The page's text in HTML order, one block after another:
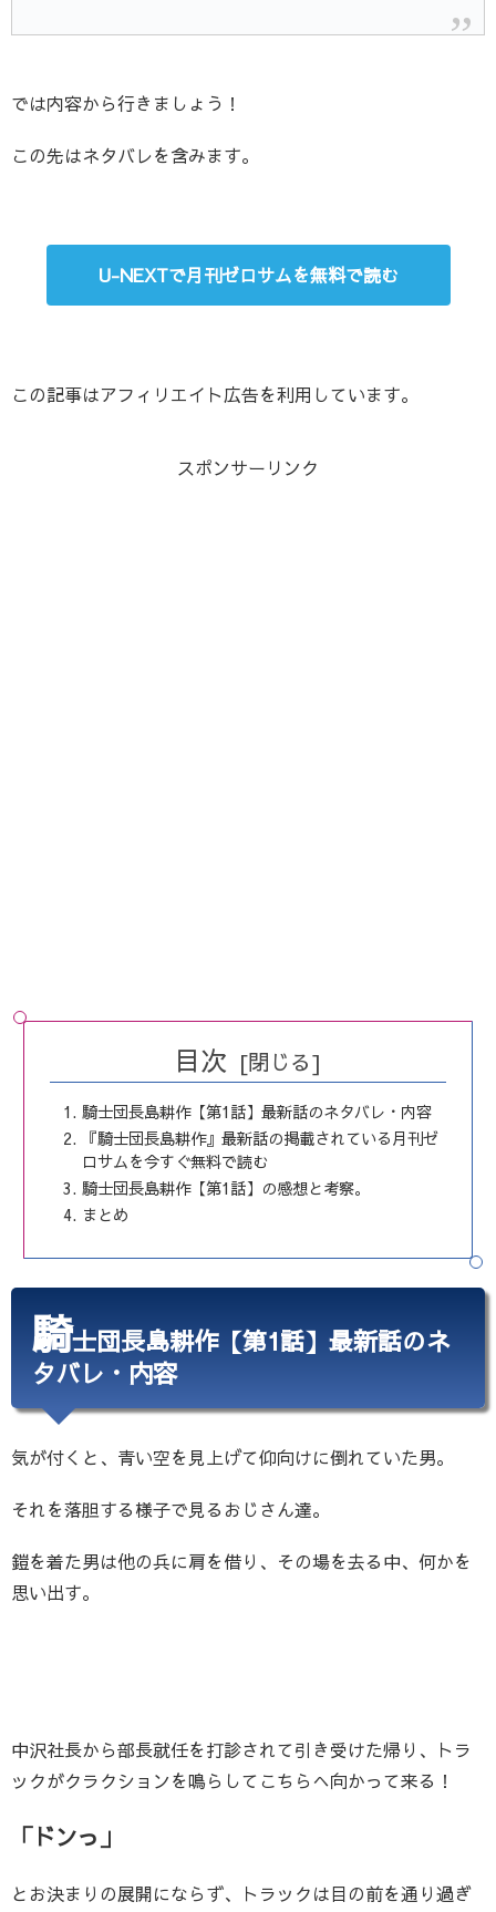
では内容から行きましょう！
この先はネタバレを含みます。
U-NEXTで月刊ゼロサムを無料で読む
この記事はアフィリエイト広告を利用しています。
スポンサーリンク
目次
騎士団長島耕作【第1話】最新話のネタバレ・内容
『騎士団長島耕作』最新話の掲載されている月刊ゼ
ロサムを今すぐ無料で読む
騎士団長島耕作【第1話】の感想と考察。
まとめ
騎士団長島耕作【第1話】最新話のネ
タバレ・内容
気が付くと、青い空を見上げて仰向けに倒れていた男。
それを落胆する様子で見るおじさん達。
鎧を着た男は他の兵に肩を借り、その場を去る中、何かを
思い出す。
中沢社長から部長就任を打診されて引き受けた帰り、トラ
ックがクラクションを鳴らしてこちらへ向かって来る！
「ドンっ」
とお決まりの展開にならず、トラックは目の前を通り過ぎ